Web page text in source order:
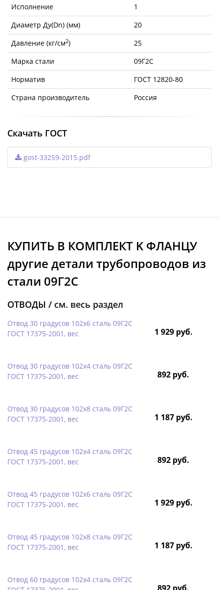
Исполнение
1
Диаметр Ду(Dn) (мм)
20
Давление (кг/см2)
25
Марка стали
09Г2С
Норматив
ГОСТ 12820-80
Страна производитель
Россия
Скачать ГОСТ
gost-33259-2015.pdf
КУПИТЬ В КОМПЛЕКТ K ФЛАНЦУ
другие детали трубопроводов из
стали 09Г2С
ОТВОДЫ / см. весь раздел
Отвод 30 градусов 102х6 сталь 09Г2С
ГОСТ 17375-2001, вес
1 929 руб.
Отвод 30 градусов 102х4 сталь 09Г2С
ГОСТ 17375-2001, вес
892 руб.
Отвод 30 градусов 102х8 сталь 09Г2С
ГОСТ 17375-2001, вес
1 187 руб.
Отвод 45 градусов 102х4 сталь 09Г2С
ГОСТ 17375-2001, вес
892 руб.
Отвод 45 градусов 102х6 сталь 09Г2С
ГОСТ 17375-2001, вес
1 929 руб.
Отвод 45 градусов 102х8 сталь 09Г2С
ГОСТ 17375-2001, вес
1 187 руб.
Отвод 60 градусов 102х4 сталь 09Г2С